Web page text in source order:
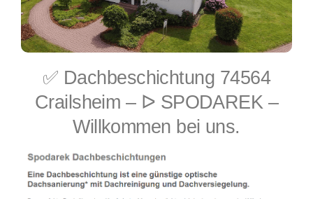
✅ Dachbeschichtung 74564
Crailsheim – ᐅ SPODAREK –
Willkommen bei uns.